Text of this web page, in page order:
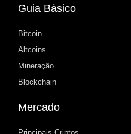
Guia Básico
Bitcoin
Altcoins
Mineração
Blockchain
Mercado